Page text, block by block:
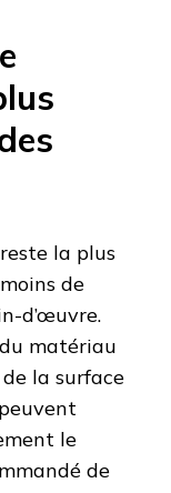
reste la plus
de
d’œuvre.
matériau
de la surface
le
de